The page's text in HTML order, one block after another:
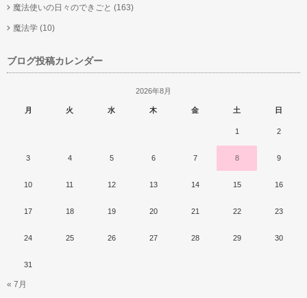
魔法使いの日々のできごと (163)
魔法学 (10)
ブログ投稿カレンダー
2026年8月
月 火 水 木 金 土 日
1 2
3 4 5 6 7 8 9
10 11 12 13 14 15 16
17 18 19 20 21 22 23
24 25 26 27 28 29 30
31
« 7月